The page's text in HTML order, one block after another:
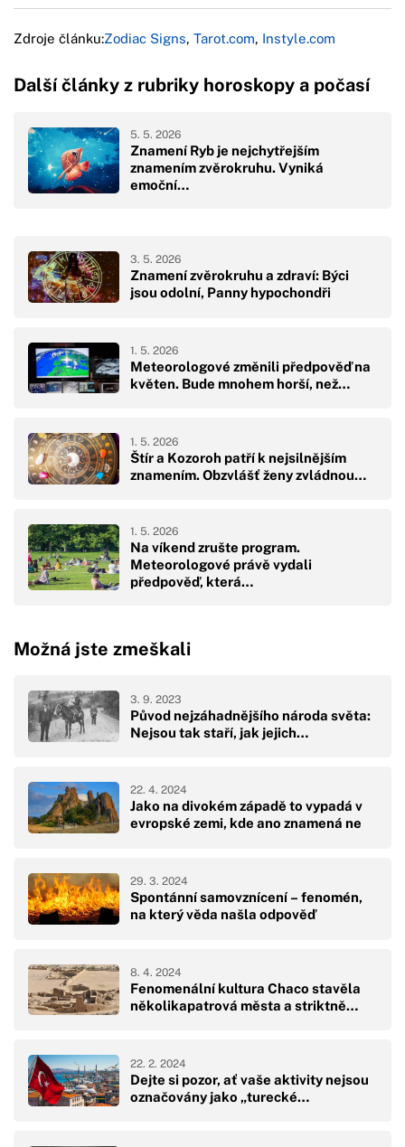
Zdroje článku:Zodiac Signs, Tarot.com, Instyle.com
Další články z rubriky horoskopy a počasí
Znamení Ryb je nejchytřejším
znamením zvěrokruhu. Vyniká
emoční…
5. 5. 2026
Znamení zvěrokruhu a zdraví: Býci
jsou odolní, Panny hypochondři
3. 5. 2026
Meteorologové změnili předpověď na
květen. Bude mnohem horší, než…
1. 5. 2026
Štír a Kozoroh patří k nejsilnějším
znamením. Obzvlášť ženy zvládnou…
1. 5. 2026
Na víkend zrušte program.
Meteorologové právě vydali
předpověď, která…
1. 5. 2026
Možná jste zmeškali
Původ nejzáhadnějšího národa světa:
Nejsou tak staří, jak jejich…
3. 9. 2023
Jako na divokém západě to vypadá v
evropské zemi, kde ano znamená ne
22. 4. 2024
Spontánní samovznícení – fenomén,
na který věda našla odpověď
29. 3. 2024
Fenomenální kultura Chaco stavěla
několikapatrová města a striktně…
8. 4. 2024
Dejte si pozor, ať vaše aktivity nejsou
označovány jako „turecké…
22. 2. 2024